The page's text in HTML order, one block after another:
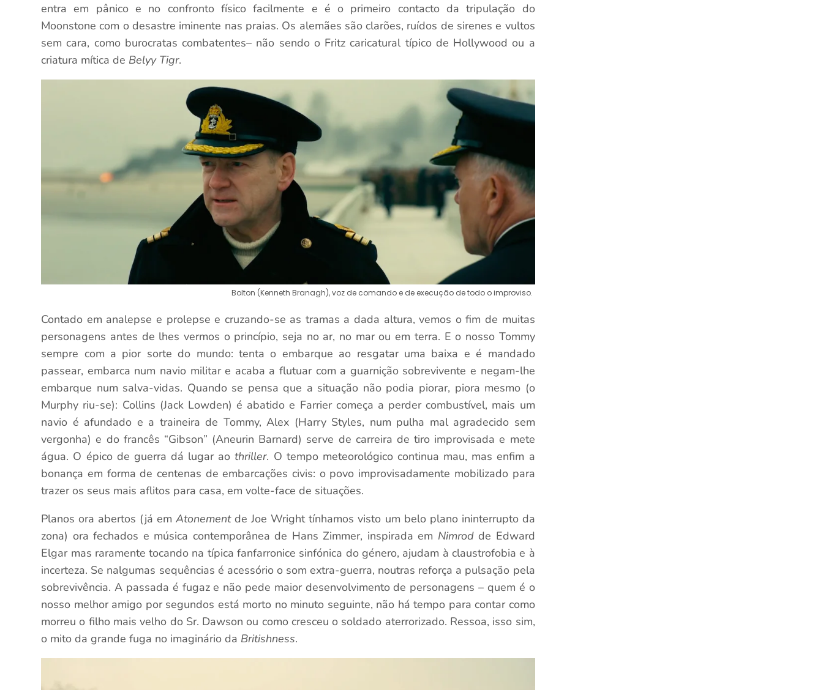
entra em pânico e no confronto físico facilmente e é o primeiro contacto da tripulação do
Moonstone com o desastre iminente nas praias. Os alemães são clarões, ruídos de sirenes e vultos
sem cara, como burocratas combatentes– não sendo o Fritz caricatural típico de Hollywood ou a
criatura mítica de Belyy Tigr.
Bolton (Kenneth Branagh), voz de comando e de execução de todo o improviso.
Contado em analepse e prolepse e cruzando-se as tramas a dada altura, vemos o fim de muitas
personagens antes de lhes vermos o princípio, seja no ar, no mar ou em terra. E o nosso Tommy
sempre com a pior sorte do mundo: tenta o embarque ao resgatar uma baixa e é mandado
passear, embarca num navio militar e acaba a flutuar com a guarnição sobrevivente e negam-lhe
embarque num salva-vidas. Quando se pensa que a situação não podia piorar, piora mesmo (o
Murphy riu-se): Collins (Jack Lowden) é abatido e Farrier começa a perder combustível, mais um
navio é afundado e a traineira de Tommy, Alex (Harry Styles, num pulha mal agradecido sem
vergonha) e do francês “Gibson” (Aneurin Barnard) serve de carreira de tiro improvisada e mete
água. O épico de guerra dá lugar aothriller. O tempo meteorológico continua mau, mas enfim a
bonança em forma de centenas de embarcações civis: o povo improvisadamente mobilizado para
trazer os seus mais aflitos para casa, em volte-face de situações.
Planos ora abertos (já emAtonementde Joe Wright tínhamos visto um belo plano ininterrupto da
zona) ora fechados e música contemporânea de Hans Zimmer, inspirada em Nimrodde Edward
Elgar mas raramente tocando na típica fanfarronice sinfónica do género, ajudam à claustrofobia e à
incerteza. Se nalgumas sequências é acessório o som extra-guerra, noutras reforça a pulsação pela
sobrevivência. A passada é fugaz e não pede maior desenvolvimento de personagens – quem é o
nosso melhor amigo por segundos está morto no minuto seguinte, não há tempo para contar como
morreu o filho mais velho do Sr. Dawson ou como cresceu o soldado aterrorizado. Ressoa, isso sim,
o mito da grande fuga no imaginário da Britishness.